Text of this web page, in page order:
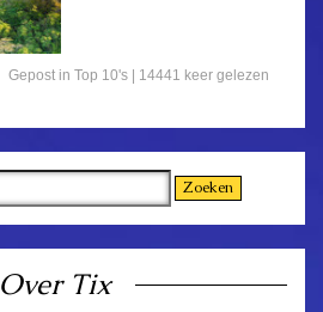
Gepost in Top 10's | 14441 keer gelezen
Over Tix